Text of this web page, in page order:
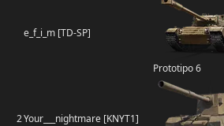
e_f_i_m [TD-SP]
Prototipo 6
2Your___nightmare [KNYT1]